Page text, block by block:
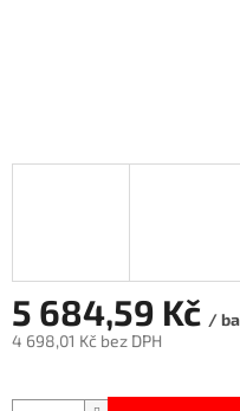
5 684,59 Kč /
4 698,01 Kč bez DPH
cena: